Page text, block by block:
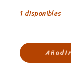
1 disponibles